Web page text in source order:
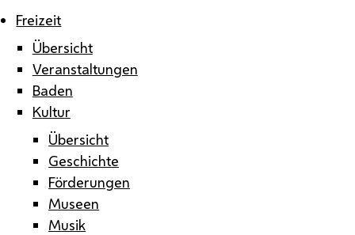
Freizeit
Übersicht
Veranstaltungen
Baden
Kultur
Übersicht
Geschichte
Förderungen
Museen
Musik